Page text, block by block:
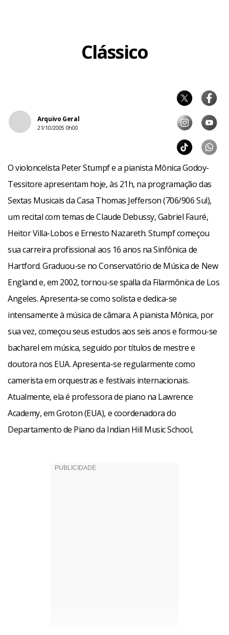
Clássico
Arquivo Geral
21/10/2005 0h00
O violoncelista Peter Stumpf e a pianista Mônica Godoy-
Tessitore apresentam hoje, às 21h, na programação das
Sextas Musicais da Casa Thomas Jefferson (706/906 Sul),
um recital com temas de Claude Debussy, Gabriel Fauré,
Heitor Villa-Lobos e Ernesto Nazareth. Stumpf começou
sua carreira profissional aos 16 anos na Sinfônica de
Hartford. Graduou-se no Conservatório de Música de New
England e, em 2002, tornou-se spalla da Filarmônica de Los
Angeles. Apresenta-se como solista e dedica-se
intensamente à música de câmara. A pianista Mônica, por
sua vez, começou seus estudos aos seis anos e formou-se
bacharel em música, seguido por títulos de mestre e
doutora nos EUA. Apresenta-se regularmente como
camerista em orquestras e festivais internacionais.
Atualmente, ela é professora de piano na Lawrence
Academy, em Groton (EUA), e coordenadora do
Departamento de Piano da Indian Hill Music School,